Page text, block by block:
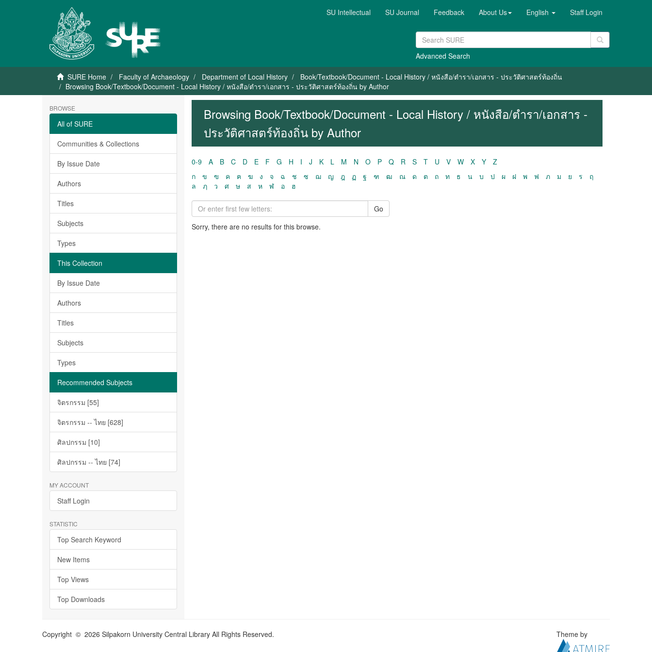
SU Intellectual SU Journal Feedback About Us English Staff Login
Advanced Search
SURE Home Faculty of Archaeology Department of Local History
Book/Textbook/Document - Local History / หนังสือ/ตำรา/เอกสาร - ประวัติศาสตร์ท้องถิ่น
Browsing Book/Textbook/Document - Local History / หนังสือ/ตำรา/เอกสาร - ประวัติศาสตร์ท้องถิ่น by Author
BROWSE
All of SURE
Communities & Collections
By Issue Date
Authors
Titles
Subjects
Types
This Collection
By Issue Date
Authors
Titles
Subjects
Types
Recommended Subjects
จิตรกรรม [55]
จิตรกรรม -- ไทย [628]
ศิลปกรรม [10]
ศิลปกรรม -- ไทย [74]
MY ACCOUNT
Staff Login
STATISTIC
Top Search Keyword
New Items
Top Views
Top Downloads
Browsing Book/Textbook/Document - Local History / หนังสือ/ตำรา/เอกสาร -
ประวัติศาสตร์ท้องถิ่น by Author
0-9 A B C D E F G H I J K L M N O P Q R S T U V W X Y
Z
ก
ข ฃ ค ฅ ฆ ง จ ฉ ช ซ ฌ ญ ฎ ฏ ฐ ฑ ฒ ณ ด ต ถ ท ธ น บ ป ผ ฝ พ ฟ ภ ม ย ร
ฤ
ล
ฦ ว ศ ษ ส ห ฬ อ ฮ
Go
Sorry, there are no results for this browse.
Copyright © 2026 Silpakorn University Central Library All Rights Reserved. Theme by